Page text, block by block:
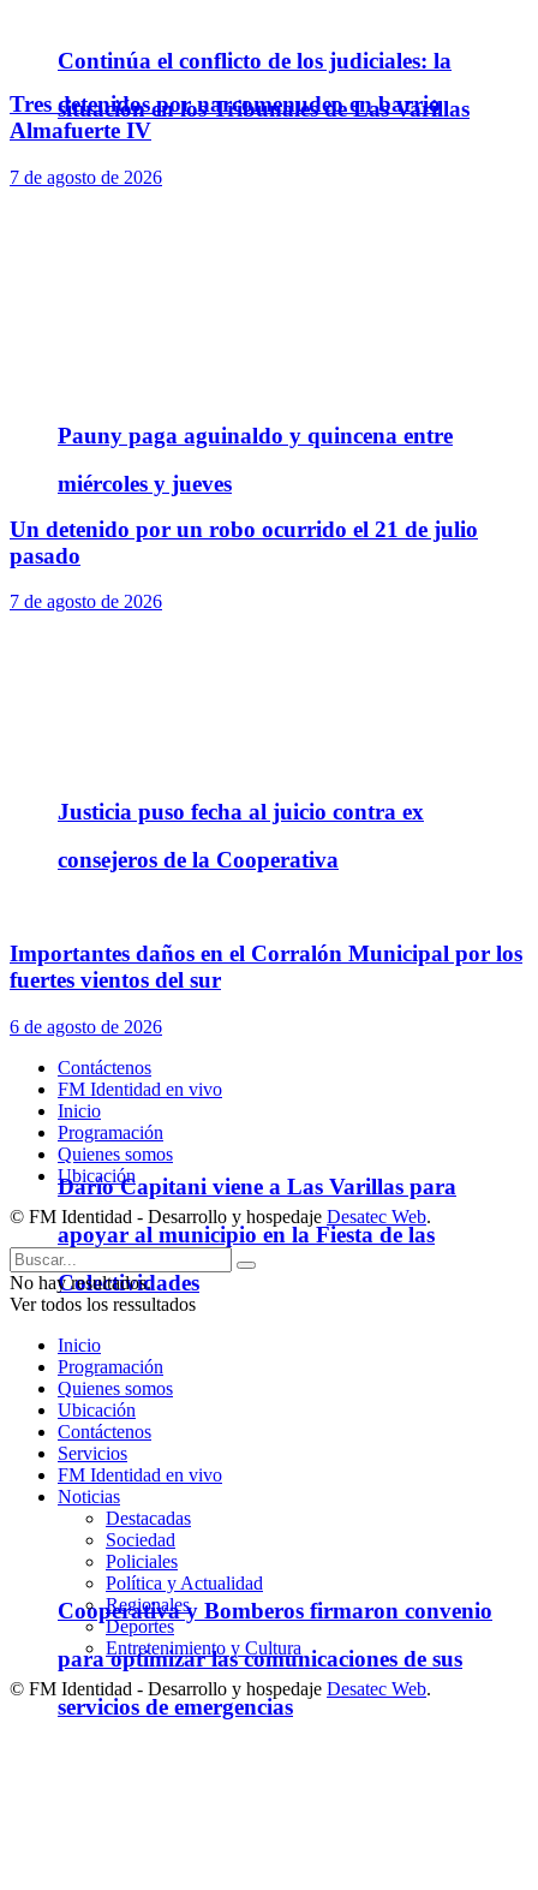
Continúa el conflicto de los judiciales: la
situación en los Tribunales de Las Varillas
Pauny paga aguinaldo y quincena entre
miércoles y jueves
Justicia puso fecha al juicio contra ex
consejeros de la Cooperativa
Darío Capitani viene a Las Varillas para
apoyar al municipio en la Fiesta de las
Colectividades
Cooperativa y Bomberos firmaron convenio
para optimizar las comunicaciones de sus
servicios de emergencias
Tres detenidos por narcomenudeo en barrio
Almafuerte IV
7 de agosto de 2026
Un detenido por un robo ocurrido el 21 de julio
pasado
7 de agosto de 2026
Importantes daños en el Corralón Municipal por los
fuertes vientos del sur
6 de agosto de 2026
Contáctenos
FM Identidad en vivo
Inicio
Programación
Quienes somos
Ubicación
© FM Identidad - Desarrollo y hospedaje Desatec Web.
No hay resultados.
Ver todos los ressultados
Inicio
Programación
Quienes somos
Ubicación
Contáctenos
Servicios
FM Identidad en vivo
Noticias
Destacadas
Sociedad
Policiales
Política y Actualidad
Regionales
Deportes
Entretenimiento y Cultura
© FM Identidad - Desarrollo y hospedaje Desatec Web.